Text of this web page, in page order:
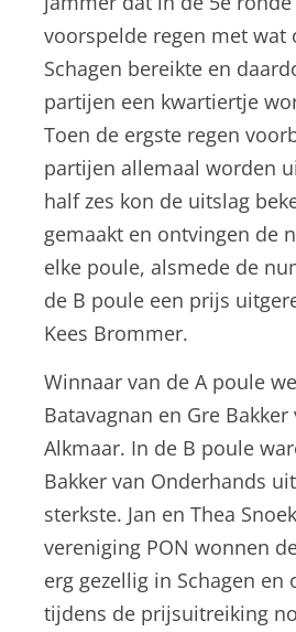
voorspelde regen met wat
Schagen bereikte en
partijen een kwartiertje
Toen de ergste regen
partijen allemaal worden
half zes kon de uitslag
gemaakt en ontvingen de
elke poule, alsmede de
de B poule een prijs
Kees Brommer.
Winnaar van de A poule
Batavagnan en Gre
Alkmaar. In de B poule
Bakker van Onderhands
sterkste. Jan en Thea
vereniging PON wonnen
erg gezellig in Schagen en
tijdens de prijsuitreiking